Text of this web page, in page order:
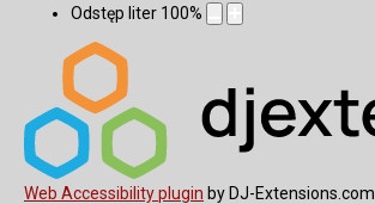
Odstęp liter 100%
Web Accessibility plugin by DJ-Extensions.com